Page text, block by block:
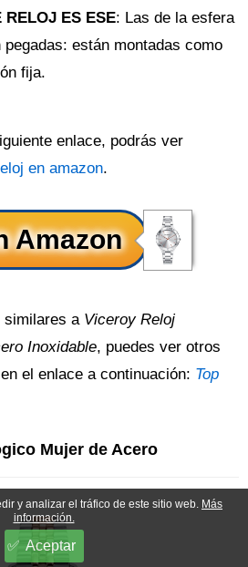
RELOJ ES ESE: Las de la esfera
pegadas: están montadas como
fija.
enlace, podrás ver
en amazon.
similares a Viceroy Reloj
Inoxidable, puedes ver otros
el enlace a continuación: Top
Mujer de Acero
y analizar el tráfico de este sitio web. Más
información.
Aceptar